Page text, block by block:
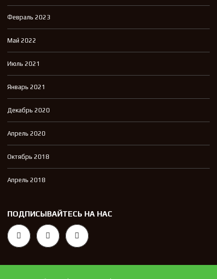
Февраль 2023
Май 2022
Июль 2021
Январь 2021
Декабрь 2020
Апрель 2020
Октябрь 2018
Апрель 2018
ПОДПИСЫВАЙТЕСЬ НА НАС